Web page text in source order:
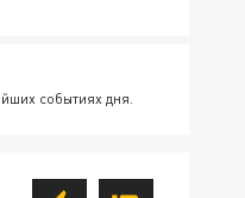
событиях дня.